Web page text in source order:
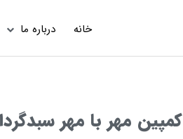
خانه درباره ما
کمپین مهر با مهر